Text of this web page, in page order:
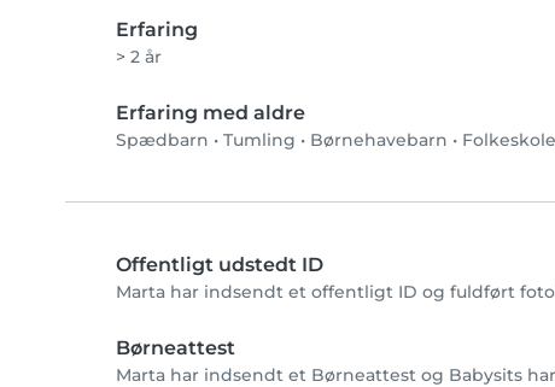
Erfaring
> 2 år
Erfaring med aldre
Spædbarn • Tumling • Børnehavebarn •
Offentligt udstedt ID
Marta har indsendt et offentligt ID og fuldført
Børneattest
Marta har indsendt et Børneattest og Babysits